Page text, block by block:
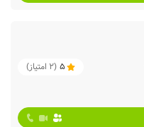
5
(
2 امتیاز)